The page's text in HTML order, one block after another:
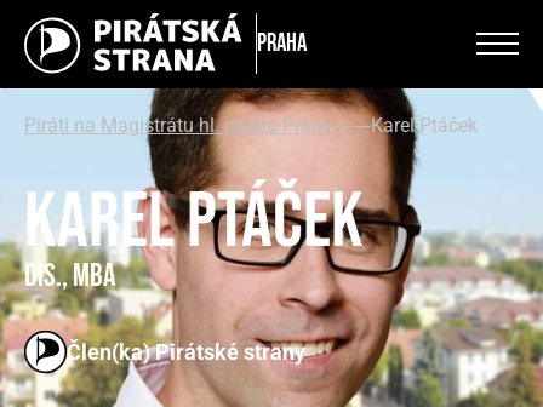
Praha
Piráti na Magistrátu hl. města Prahy Karel Ptáček
Karel Ptáček
DiS., MBA
Člen(ka) Pirátské strany